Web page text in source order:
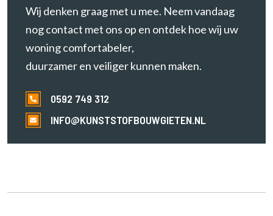
Wij denken graag met u mee. Neem vandaag
nog contact met ons op en ontdek hoe wij uw
woning comfortabeler,
duurzamer en veiliger kunnen maken.
0592 749 312
INFO@KUNSTSTOFBOUWGIETEN.NL